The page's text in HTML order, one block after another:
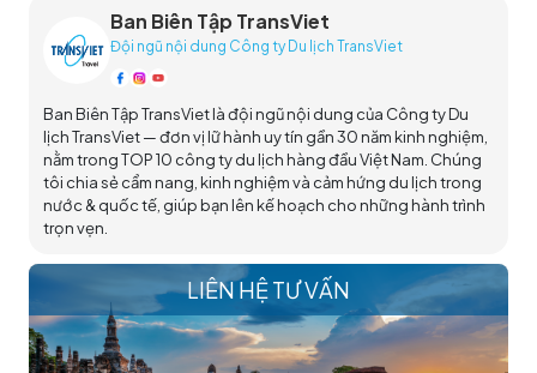
Ban Biên Tập TransViet
Đội ngũ nội dung Công ty Du lịch TransViet
Ban Biên Tập TransViet là đội ngũ nội dung của Công ty Du
lịch TransViet — đơn vị lữ hành uy tín gần 30 năm kinh nghiệm,
nằm trong TOP 10 công ty du lịch hàng đầu Việt Nam. Chúng
tôi chia sẻ cẩm nang, kinh nghiệm và cảm hứng du lịch trong
nước & quốc tế, giúp bạn lên kế hoạch cho những hành trình
trọn vẹn.
LIÊN HỆ TƯ VẤN